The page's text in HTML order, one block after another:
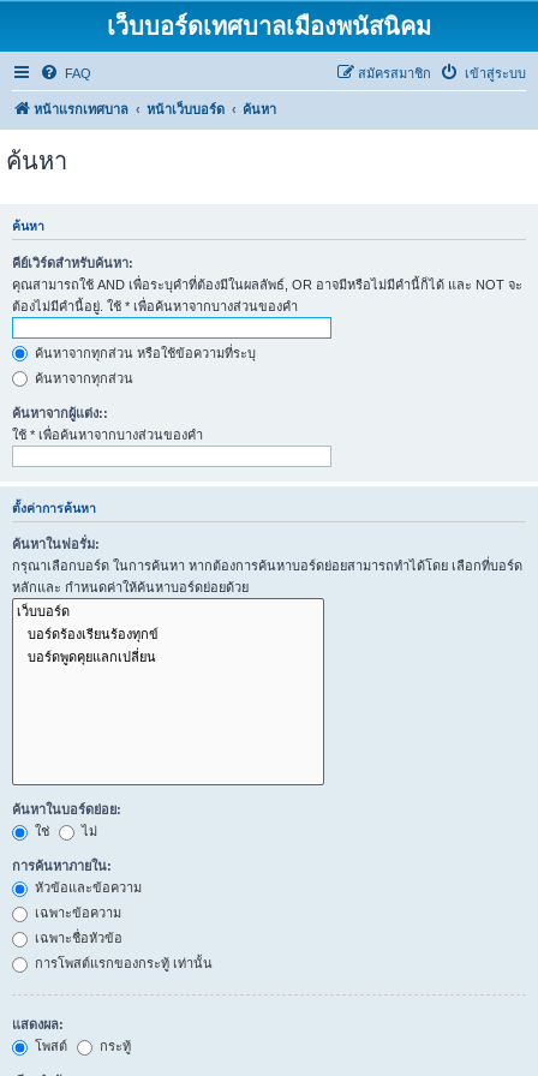
เว็บบอร์ดเทศบาลเมืองพนัสนิคม
FAQ เข้าสู่ระบบ
สมัครสมาชิก
หน้าแรกเทศบาล หน้าเว็บบอร์ด ค้นหา
ค้นหา
ค้นหา
คีย์เวิร์ดสำหรับค้นหา:
คุณสามารถใช้ AND เพื่อระบุคำที่ต้องมีในผลลัพธ์, OR อาจมีหรือไม่มีคำนี้ก็ได้ และ NOT จะ
ต้องไม่มีคำนี้อยู่. ใช้ * เพื่อค้นหาจากบางส่วนของคำ
ค้นหาจากทุกส่วน หรือใช้ข้อความที่ระบุ
ค้นหาจากทุกส่วน
ค้นหาจากผู้แต่ง::
ใช้ * เพื่อค้นหาจากบางส่วนของคำ
ตั้งค่าการค้นหา
ค้นหาในฟอรั่ม:
กรุณาเลือกบอร์ด ในการค้นหา หากต้องการค้นหาบอร์ดย่อยสามารถทำได้โดย เลือกที่บอร์ด
หลักและ กำหนดค่าให้ค้นหาบอร์ดย่อยด้วย
ค้นหาในบอร์ดย่อย:
ใช่
ไม่
การค้นหาภายใน:
หัวข้อและข้อความ
เฉพาะข้อความ
เฉพาะชื่อหัวข้อ
การโพสต์แรกของกระทู้ เท่านั้น
แสดงผล:
โพสต์
กระทู้